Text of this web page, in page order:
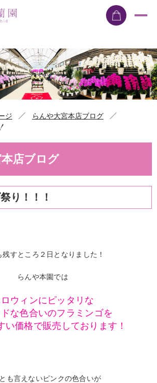
ジ ／ らんや大宮本店ブログ
／
店ブログ
り！！！
残すところ２日となりました！
らんや本園では
ウィンにピッタリな
な色合いのフラミンゴを
い価格で販売しております！
も言えないピンクの色合いが